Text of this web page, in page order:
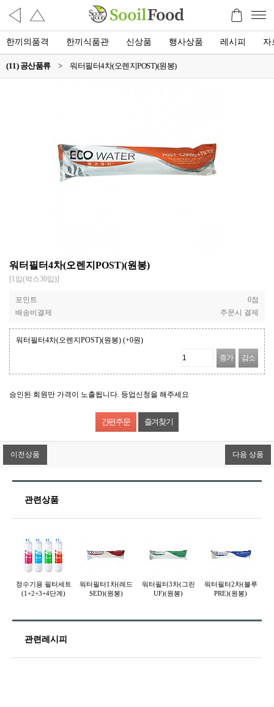
한끼의품격 한끼식품관 신상품 행사상품 레시피 자
(11) 공산품류 > 워터필터4차(오렌지POST)(원봉)
워터필터4차(오렌지POST)(원봉)
[1입(박스30입)]
포인트
0점
배송비결제
주문시 결제
워터필터4차(오렌지POST)(원봉) (+0원)
증가 감소
승인된 회원만 가격이 노출됩니다. 등업신청을 해주세요
즐겨찾기
이전상품 다음 상품
관련상품
정수기용 필터세트
(1+2+3+4단계)
워터필터1차(레드
SED)(원봉)
워터필터3차(그린
UF)(원봉)
워터필터2차(블루
PRE)(원봉)
관련레시피